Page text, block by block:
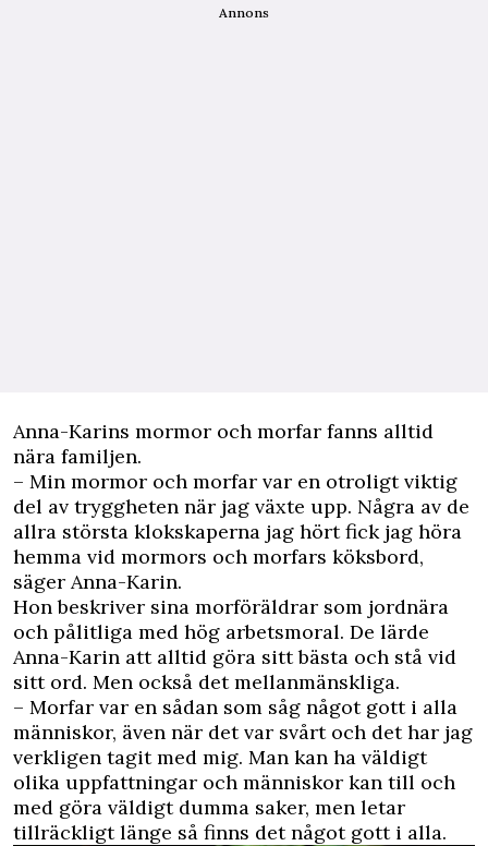
Annons
Anna-Karins mormor och morfar fanns alltid
nära familjen.
– Min mormor och morfar var en otroligt viktig
del av tryggheten när jag växte upp. Några av de
allra största klokskaperna jag hört fick jag höra
hemma vid mormors och morfars köksbord,
säger Anna-Karin.
Hon beskriver sina morföräldrar som jordnära
och pålitliga med hög arbetsmoral. De lärde
Anna-Karin att alltid göra sitt bästa och stå vid
sitt ord. Men också det mellanmänskliga.
– Morfar var en sådan som såg något gott i alla
människor, även när det var svårt och det har jag
verkligen tagit med mig. Man kan ha väldigt
olika uppfattningar och människor kan till och
med göra väldigt dumma saker, men letar
tillräckligt länge så finns det något gott i alla.